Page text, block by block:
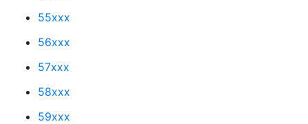
55xxx
56xxx
57xxx
58xxx
59xxx